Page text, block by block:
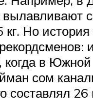
вылавливают
кг. Но история
когда в
сом
составлял 26